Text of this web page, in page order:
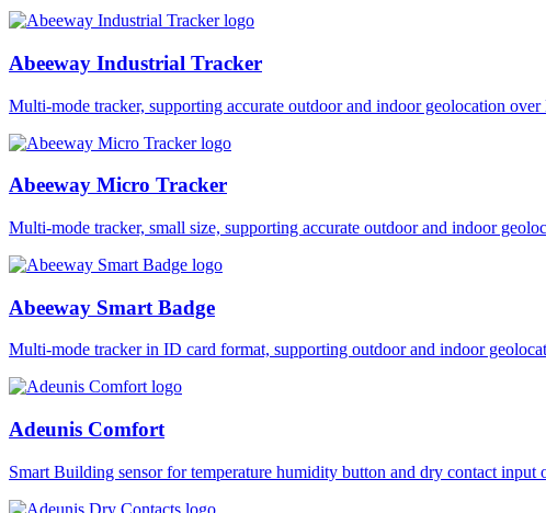
Abeeway Industrial Tracker
Multi-mode tracker, supporting accurate outdoor and indoor geolocation
Abeeway Micro Tracker
Multi-mode tracker, small size, supporting accurate outdoor and indoor
Abeeway Smart Badge
Multi-mode tracker in ID card format, supporting outdoor and indoor
Adeunis Comfort
Smart Building sensor for temperature humidity button and dry contact